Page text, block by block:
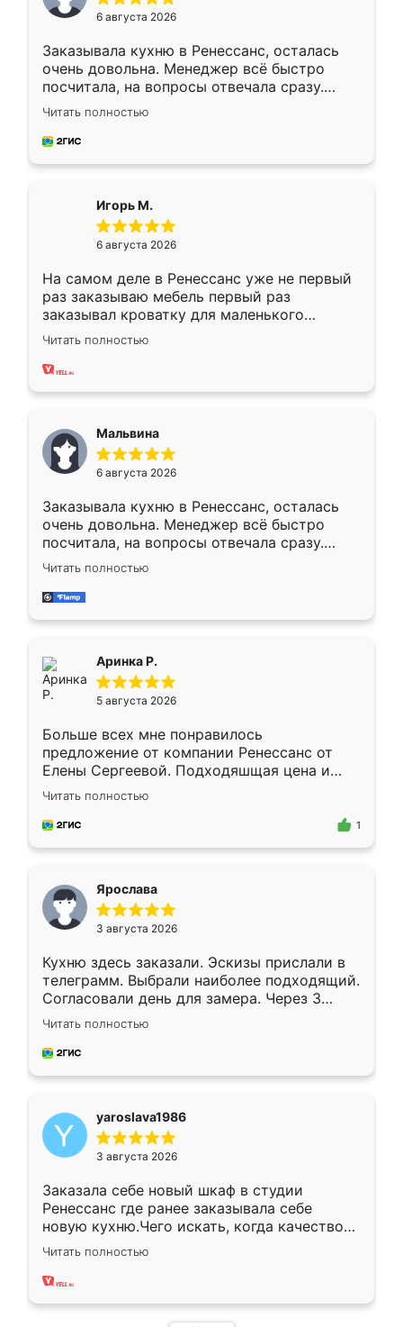
6 августа 2026
Заказывала кухню в Ренессанс, осталась
очень довольна. Менеджер всё быстро
посчитала, на вопросы отвечала сразу.
Замерщик приехал в субботу, подошёл к
делу со всей ответственностью. Собрали
за день, ребята работали аккуратно, даже
Читать полностью
Игорь М.
6 августа 2026
На самом деле в Ренессанс уже не первый
раз заказываю мебель первый раз
заказывал кроватку для маленького
ребёнка при его рождении ,во второй раз
заказал шкаф-купе. По качеству очень
хорошее сборка достаточно быстрая,
меньше, здесь же он более разнообразный.
Мне нравится ,если что-то потребуется из
мебели буду заказывать только здесь.
Читать полностью
Мальвина
6 августа 2026
Заказывала кухню в Ренессанс, осталась
очень довольна. Менеджер всё быстро
посчитала, на вопросы отвечала сразу.
Замерщик приехал в субботу, подошёл к
делу со всей ответственностью. Собрали
за день, ребята работали аккуратно, даже
Читать полностью
Аринка Р.
5 августа 2026
Больше всех мне понравилось
предложение от компании Ренессанс от
Елены Сергеевой. Подходяшщая цена и
короткие сроки изготовления. Приехавший
для замера сотрудник Владислав
предложил по моему эскизу самый
Читать полностью
1
Ярослава
3 августа 2026
Кухню здесь заказали. Эскизы прислали в
телеграмм. Выбрали наиболее подходящий.
Согласовали день для замера. Через 3
недели кухня была уже готова. Остались
довольны работой. Спасибо Ренессанс
мебель за качественную работу!
Читать полностью
yaroslava1986
3 августа 2026
Заказала себе новый шкаф в студии
Ренессанс где ранее заказывала себе
новую кухню.Чего искать, когда качеством
вполне довольна. Служит кухня уже почти
два года, нареканий нет.
Читать полностью